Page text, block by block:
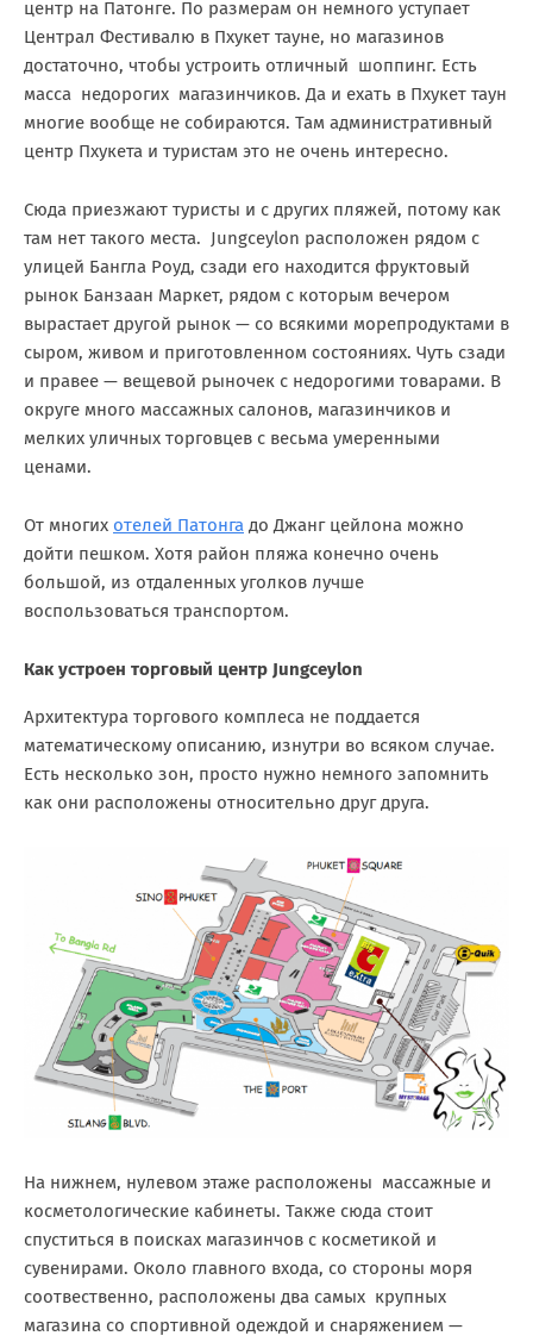
центр на Патонге. По размерам он немного уступает
Централ Фестивалю в Пхукет тауне, но магазинов
достаточно, чтобы устроить отличный шоппинг. Есть
масса недорогих магазинчиков. Да и ехать в Пхукет таун
многие вообще не собираются. Там административный
центр Пхукета и туристам это не очень интересно.
Сюда приезжают туристы и с других пляжей, потому как
там нет такого места. Jungceylon расположен рядом с
улицей Бангла Роуд, сзади его находится фруктовый
рынок Банзаан Маркет, рядом с которым вечером
вырастает другой рынок — со всякими морепродуктами в
сыром, живом и приготовленном состояниях. Чуть сзади
и правее — вещевой рыночек с недорогими товарами. В
округе много массажных салонов, магазинчиков и
мелких уличных торговцев с весьма умеренными
ценами.
От многих отелей Патонга до Джанг цейлона можно
дойти пешком. Хотя район пляжа конечно очень
большой, из отдаленных уголков лучше
воспользоваться транспортом.
Как устроен торговый центр Jungceylon
Архитектура торгового комплеса не поддается
математическому описанию, изнутри во всяком случае.
Есть несколько зон, просто нужно немного запомнить
как они расположены относительно друг друга.
На нижнем, нулевом этаже расположены массажные и
косметологические кабинеты. Также сюда стоит
спуститься в поисках магазинчов с косметикой и
сувенирами. Около главного входа, со стороны моря
соотвественно, расположены два самых крупных
магазина со спортивной одеждой и снаряжением —